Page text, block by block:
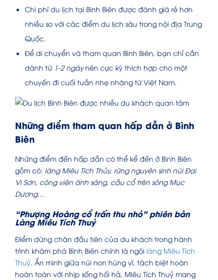
Chi phí du lịch tại Bình Biên được đánh giá rẻ hơn
nhiều so với các điểm du lịch sâu trong nội địa Trung
Quốc.
Để di chuyển và tham quan Bình Biên, bạn chỉ cần
dành từ 1-2 ngàynên cực kỳ thích hợp cho một
chuyến đi cuối tuần nhẹ nhàng từ Việt Nam.
Những điểm tham quan hấp dẫn ở Bình
Biên
Những điểm đến hấp dẫn có thể kể đến ở Bình Biên
gồm có: làng Miêu Tích Thủy, rừng nguyên sinh núi Đại
Vi Sơn, công viên ánh sáng, cầu cổ trên sông Mục
Dương…
“Phượng Hoàng cổ trấn thu nhỏ” phiên bản
Làng Miêu Tích Thuỷ
Điểm dừng chân đầu tiên của du khách trong hành
trình khám phá Bình Biên chính là ngôi làng Miêu Tích
Thuỷ. Ẩn mình giữa núi non hùng vĩ, tách biệt hoàn
hoàn toàn với nhịp sống hối hả, Miêu Tích Thuỷ mang